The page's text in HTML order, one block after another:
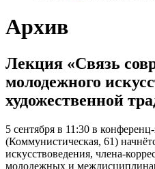
Архив
Лекция «Связь
молодежного
художественной
5 сентября в 11:30 в
(Коммунистическая, 61)
искусствоведения, члена-
молодежных и